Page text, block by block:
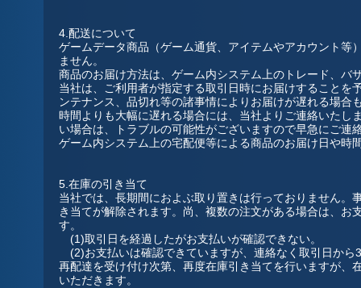
4.配送について
ゲームデータ商品（ゲーム通貨、アイテムやアカウント
ません。
商品のお届け方法は、ゲーム内システム上のトレード、バ
当社は、ご利用者が指定する取引日時にお届けすること
ンテナンス、品切れ等の諸事情によりお届けが遅れる場
時間よりも大幅に遅れる場合には、当社よりご連絡いた
い場合は、トラブルの可能性がございますので早急にご連
ゲーム内システム上の宅配便等による商品のお届け日や時
5.在庫の引き当て
当社では、長期間におよぶ取り置きは行っておりません
き当てが解除されます。尚、複数の注文がある場合は、
す。
(1)取引日を経過したがお支払いが確認できない。
(2)お支払いは確認できていますが、連絡なく取引日から
再配達を受け付け次第、再度在庫引き当てを行いますが
いただきます。